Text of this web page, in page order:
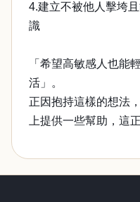
4.建立不被他人擊垮
識
「希望高敏感人也能
活」。
正因抱持這樣的想法
上提供一些幫助，這